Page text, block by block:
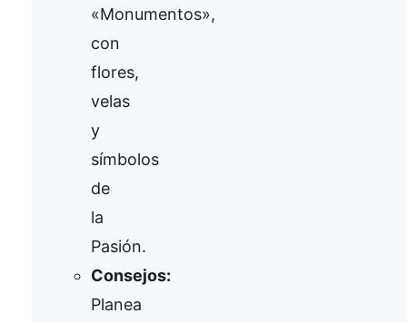
«Monumentos»,
con
flores,
velas
y
símbolos
de
la
Pasión.
Consejos:
Planea